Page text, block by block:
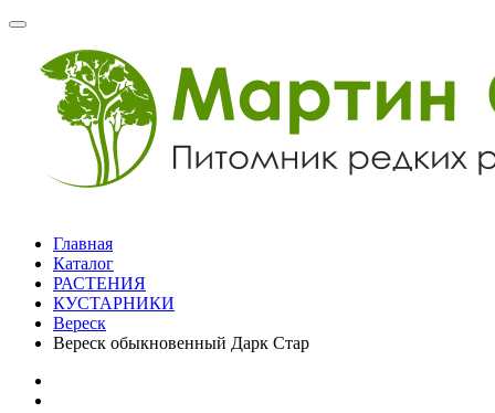
Главная
Каталог
РАСТЕНИЯ
КУСТАРНИКИ
Вереск
Вереск обыкновенный Дарк Стар